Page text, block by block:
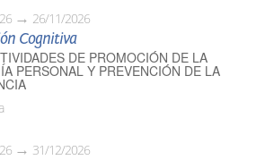
26/11/2026
Cognitiva
DE PROMOCIÓN DE LA
PERSONAL Y PREVENCIÓN DE LA
31/12/2026